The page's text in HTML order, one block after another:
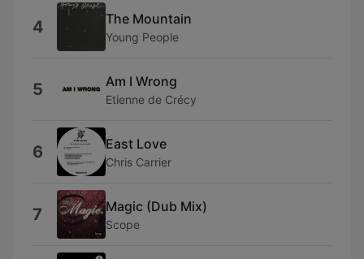
4 The Mountain
Young People
5 Am I Wrong
Etienne de Crécy
6 East Love
Chris Carrier
7 Magic (Dub Mix)
Scope